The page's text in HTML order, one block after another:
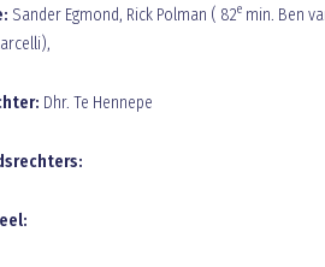
Sander Egmond, Rick Polman ( 82e min. Ben
Dhr. Te Hennepe